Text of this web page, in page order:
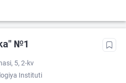
№1
5, 2-kv
Instituti